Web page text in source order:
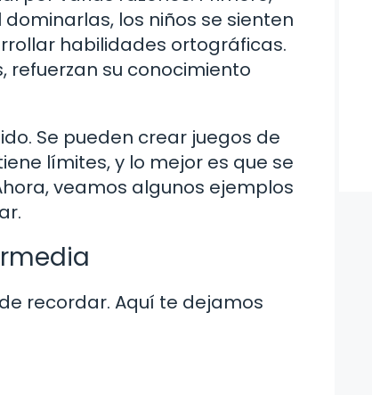
los niños se sienten
habilidades ortográficas.
su conocimiento
Se pueden crear juegos de
límites, y lo mejor es que se
veamos algunos ejemplos
recordar. Aquí te dejamos